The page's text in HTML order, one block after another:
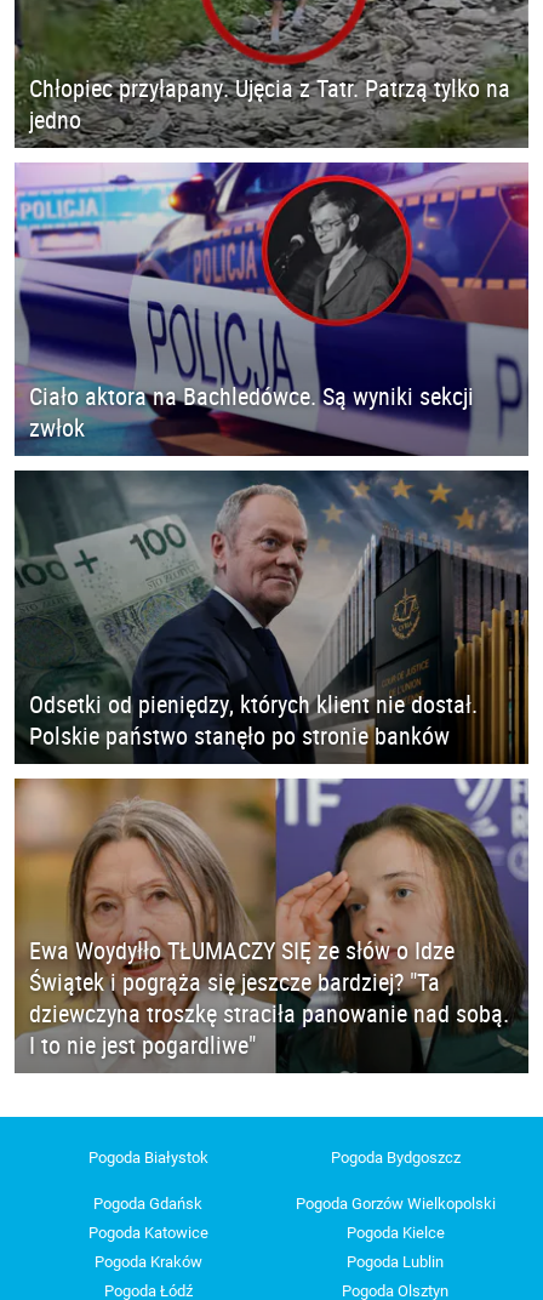
Chłopiec przyłapany. Ujęcia z Tatr. Patrzą tylko na
jedno
Ciało aktora na Bachledówce. Są wyniki sekcji
zwłok
Odsetki od pieniędzy, których klient nie dostał.
Polskie państwo stanęło po stronie banków
Ewa Woydyłło TŁUMACZY SIĘ ze słów o Idze
Świątek i pogrąża się jeszcze bardziej? "Ta
dziewczyna troszkę straciła panowanie nad sobą.
I to nie jest pogardliwe"
Pogoda Białystok Pogoda Bydgoszcz
Pogoda Gdańsk
Pogoda Gorzów Wielkopolski
Pogoda Katowice
Pogoda Kielce
Pogoda Kraków
Pogoda Lublin
Pogoda Łódź
Pogoda Olsztyn